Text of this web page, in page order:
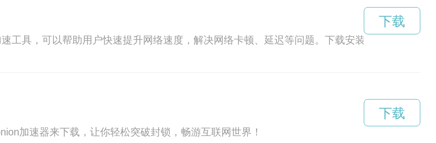
工具，可以帮助用户快速提升网络速度，解决网络卡顿、延迟等问题。下载安装后，即可畅享
下载
加速器来下载，让你轻松突破封锁，畅游互联网世界！
下载